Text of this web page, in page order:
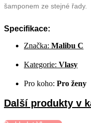
šamponem ze stejné řady.
Specifikace:
Značka: Malibu C
Kategorie: Vlasy
Pro koho: Pro ženy
Další produkty v